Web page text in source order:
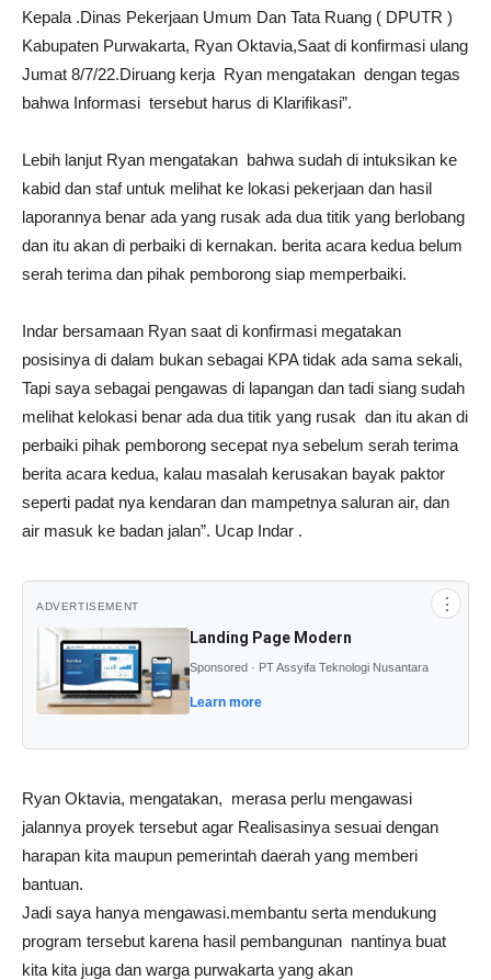
Kepala .Dinas Pekerjaan Umum Dan Tata Ruang ( DPUTR )
Kabupaten Purwakarta, Ryan Oktavia,Saat di konfirmasi ulang
Jumat 8/7/22.Diruang kerja Ryan mengatakan dengan tegas
bahwa Informasi tersebut harus di Klarifikasi”.
Lebih lanjut Ryan mengatakan bahwa sudah di intuksikan ke
kabid dan staf untuk melihat ke lokasi pekerjaan dan hasil
laporannya benar ada yang rusak ada dua titik yang berlobang
dan itu akan di perbaiki di kernakan. berita acara kedua belum
serah terima dan pihak pemborong siap memperbaiki.
Indar bersamaan Ryan saat di konfirmasi megatakan
posisinya di dalam bukan sebagai KPA tidak ada sama sekali,
Tapi saya sebagai pengawas di lapangan dan tadi siang sudah
melihat kelokasi benar ada dua titik yang rusak dan itu akan di
perbaiki pihak pemborong secepat nya sebelum serah terima
berita acara kedua, kalau masalah kerusakan bayak paktor
seperti padat nya kendaran dan mampetnya saluran air, dan
air masuk ke badan jalan”. Ucap Indar .
ADVERTISEMENT ⋮
Landing Page Modern
Sponsored · PT Assyifa Teknologi Nusantara
Learn more
Ryan Oktavia, mengatakan, merasa perlu mengawasi
jalannya proyek tersebut agar Realisasinya sesuai dengan
harapan kita maupun pemerintah daerah yang memberi
bantuan.
Jadi saya hanya mengawasi.membantu serta mendukung
program tersebut karena hasil pembangunan nantinya buat
kita kita juga dan warga purwakarta yang akan